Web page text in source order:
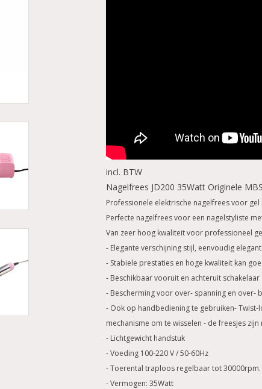
incl. BTW
Nagelfrees JD200 35Watt Originele
Professionele elektrische nagelfrees voor gel
Perfecte nagelfrees voor een nagelstyliste
Van zeer hoog kwaliteit voor professioneel
- Elegante verschijning stijl, eenvoudig
- Stabiele prestaties en hoge kwaliteit kan
- Beschikbaar vooruit en achteruit schakelaar
- Bescherming voor over- spanning en over-
- Ook op handbediening te gebruiken-
mechanisme om te wisselen - de freesjes
- Lichtgewicht handstuk
- Voeding 100-220 V / 50-60Hz
- Toerental traploos regelbaar tot 30000rpm.
- Vermogen: 35Watt